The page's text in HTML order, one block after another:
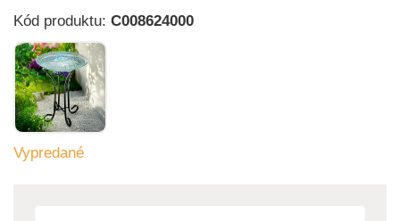
Kód produktu: C008624000
Vypredané